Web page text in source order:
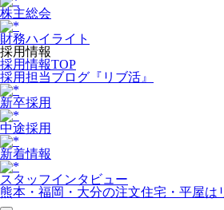
株主総会
財務ハイライト
採用情報
採用情報TOP
採用担当ブログ『リブ活』
新卒採用
中途採用
新着情報
スタッフインタビュー
熊本・福岡・大分の注文住宅・平屋は